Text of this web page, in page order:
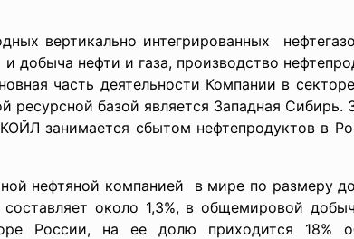
вертикально интегрированных
добыча нефти и газа, производство
часть деятельности Компании в
ресурсной базой является Западная Сибирь.
занимается сбытом нефтепродуктов в
нефтяной компанией в мире по размеру
около 1,3%, в общемировой
России, на ее долю приходится 18%